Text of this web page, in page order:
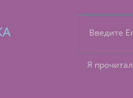
Я прочитал